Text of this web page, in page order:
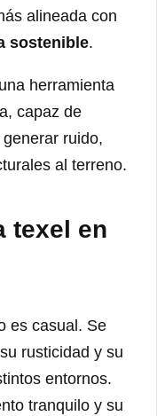
alineada con
sostenible.
herramienta
capaz de
ruido,
al terreno.
texel en
es casual. Se
rusticidad y su
entornos.
tranquilo y su